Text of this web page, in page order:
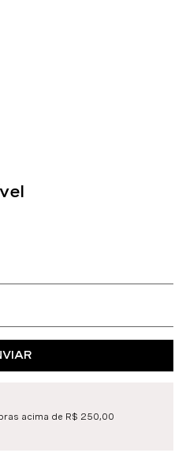
acima de R$ 250,00